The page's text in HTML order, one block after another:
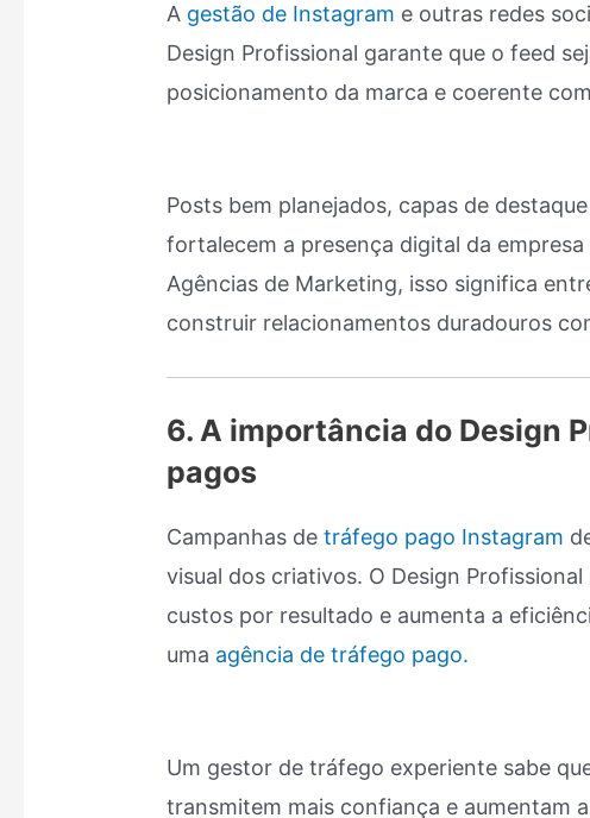
A gestão de Instagram e outras redes
Design Profissional garante que o feed
posicionamento da marca e coerente
Posts bem planejados, capas de
fortalecem a presença digital da
Agências de Marketing, isso significa
construir relacionamentos duradouros
6. A importância do Design
pagos
Campanhas detráfego pago Instagram
visual dos criativos. O Design
custos por resultado e aumenta a
uma agência de tráfego pago.
Um gestor de tráfego experiente sabe
transmitem mais confiança e aumentam